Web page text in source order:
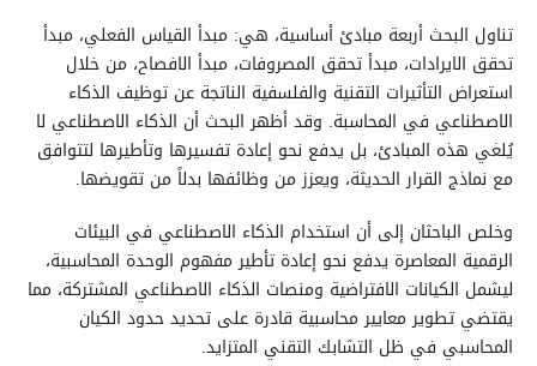
تناول البحث أربعة مبادئ أساسية، هي: مبدأ القياس الفعلي، مبدأ
تحقق الايرادات، مبدأ تحقق المصروفات، مبدأ الافصاح، من خلال
استعراض التأثيرات التقنية والفلسفية الناتجة عن توظيف الذكاء
الاصطناعي في المحاسبة. وقد أظهر البحث أن الذكاء الاصطناعي لا
يُلغي هذه المبادئ، بل يدفع نحو إعادة تفسيرها وتأطيرها لتتوافق
مع نماذج القرار الحديثة، ويعزز من وظائفها بدلاً من تقويضها.
وخلص الباحثان إلى أن استخدام الذكاء الاصطناعي في البيئات
الرقمية المعاصرة يدفع نحو إعادة تأطير مفهوم الوحدة المحاسبية،
ليشمل الكيانات الافتراضية ومنصات الذكاء الاصطناعي المشتركة، مما
يقتضي تطوير معايير محاسبية قادرة على تحديد حدود الكيان
المحاسبي في ظل التشابك التقني المتزايد.